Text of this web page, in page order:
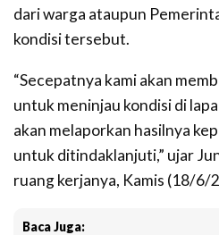
dari warga ataupun
kondisi tersebut.
“Secepatnya kami akan
untuk meninjau kondisi di
akan melaporkan hasilnya
untuk ditindaklanjuti,” ujar
ruang kerjanya, Kamis (18/6/
Baca Juga: